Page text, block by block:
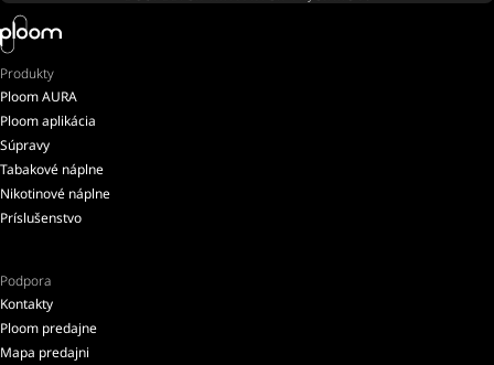
Produkty
Ploom AURA
Ploom aplikácia
Súpravy
Tabakové náplne
Nikotinové náplne
Príslušenstvo
Podpora
Kontakty
Ploom predajne
Mapa predajni